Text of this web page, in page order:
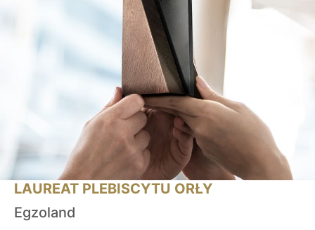
LAUREAT PLEBISCYTU ORŁY
Egzoland